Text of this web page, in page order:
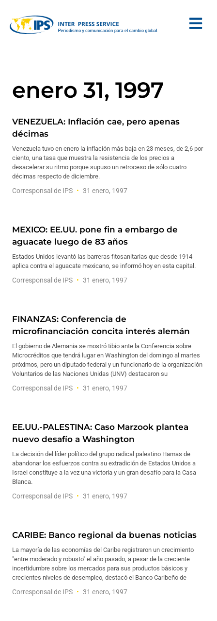
enero 31, 1997
VENEZUELA: Inflación cae, pero apenas
décimas
Venezuela tuvo en enero la inflación más baja en 23 meses, de 2,6 por
ciento, una tasa que muestra la resistencia de los precios a
desacelerar su ritmo porque supuso un retroceso de sólo cuatro
décimas respecto de diciembre.
Corresponsal de IPS 31 enero, 1997
MEXICO: EE.UU. pone fin a embargo de
aguacate luego de 83 años
Estados Unidos levantó las barreras fitosanitarias que desde 1914
aplica contra el aguacate mexicano, se informó hoy en esta capital.
Corresponsal de IPS 31 enero, 1997
FINANZAS: Conferencia de
microfinanciación concita interés alemán
El gobierno de Alemania se mostró tibio ante la Conferencia sobre
Microcréditos que tendrá lugar en Washington del domingo al martes
próximos, pero un diputado federal y un funcionario de la organización
Voluntarios de las Naciones Unidas (UNV) destacaron su
Corresponsal de IPS 31 enero, 1997
EE.UU.-PALESTINA: Caso Marzook plantea
nuevo desafío a Washington
La decisión del líder político del grupo radical palestino Hamas de
abandonar los esfuerzos contra su extradición de Estados Unidos a
Israel constituye a la vez una victoria y un gran desafío para la Casa
Blanca.
Corresponsal de IPS 31 enero, 1997
CARIBE: Banco regional da buenas noticias
La mayoría de las economías del Caribe registraron un crecimiento
"entre moderado y robusto" el año pasado, a pesar de la creciente
incertidumbre sobre los mercados para sus productos básicos y
crecientes niveles de desempleo, destacó el Banco Caribeño de
Corresponsal de IPS 31 enero, 1997